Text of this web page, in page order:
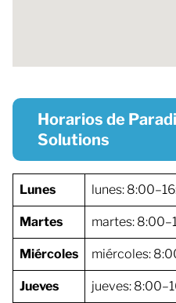
Horarios de
Solutions
Lunes lunes:
Martes martes:
Miércoles miércoles:
Jueves jueves: